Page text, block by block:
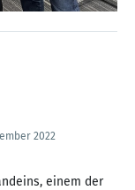
2022
einem der